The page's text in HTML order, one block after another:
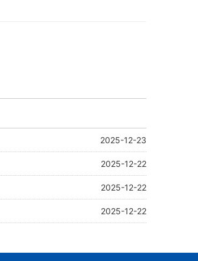
2025-12-23
2025-12-22
2025-12-22
2025-12-22